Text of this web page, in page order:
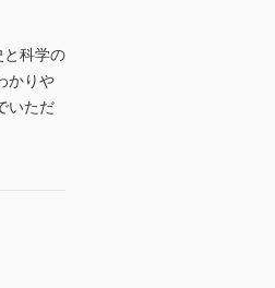
科学の
かりや
いただ